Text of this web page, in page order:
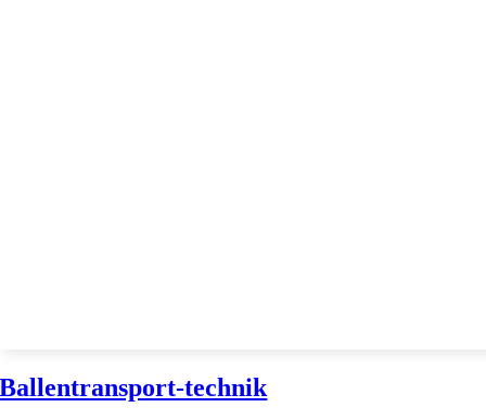
Ballentransport-technik